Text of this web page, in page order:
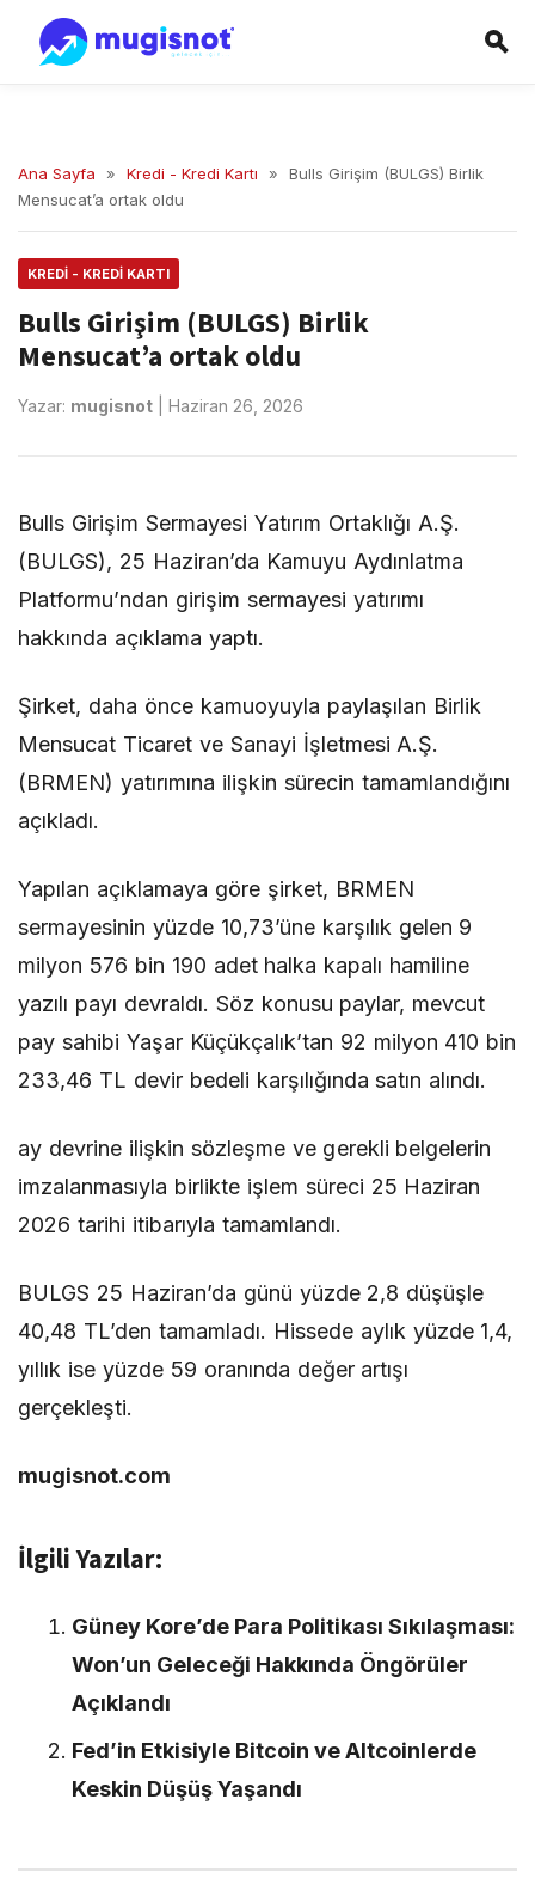
Ana Sayfa » Kredi - Kredi Kartı »
Bulls Girişim (BULGS) Birlik
Mensucat’a ortak oldu
KREDI - KREDI KARTI
Bulls Girişim (BULGS) Birlik
Mensucat’a ortak oldu
Yazar: mugisnot Haziran 26, 2026
Bulls Girişim Sermayesi Yatırım Ortaklığı A.Ş.
(BULGS), 25 Haziran’da Kamuyu Aydınlatma
Platformu’ndan girişim sermayesi yatırımı
hakkında açıklama yaptı.
Şirket, daha önce kamuoyuyla paylaşılan Birlik
Mensucat Ticaret ve Sanayi İşletmesi A.Ş.
(BRMEN) yatırımına ilişkin sürecin tamamlandığını
açıkladı.
Yapılan açıklamaya göre şirket, BRMEN
sermayesinin yüzde 10,73’üne karşılık gelen 9
milyon 576 bin 190 adet halka kapalı hamiline
yazılı payı devraldı. Söz konusu paylar, mevcut
pay sahibi Yaşar Küçükçalık’tan 92 milyon 410 bin
233,46 TL devir bedeli karşılığında satın alındı.
ay devrine ilişkin sözleşme ve gerekli belgelerin
imzalanmasıyla birlikte işlem süreci 25 Haziran
2026 tarihi itibarıyla tamamlandı.
BULGS 25 Haziran’da günü yüzde 2,8 düşüşle
40,48 TL’den tamamladı. Hissede aylık yüzde 1,4,
yıllık ise yüzde 59 oranında değer artışı
gerçekleşti.
mugisnot.com
İlgili Yazılar:
Güney Kore’de Para Politikası Sıkılaşması:
Won’un Geleceği Hakkında Öngörüler
Açıklandı
Fed’in Etkisiyle Bitcoin ve Altcoinlerde
Keskin Düşüş Yaşandı